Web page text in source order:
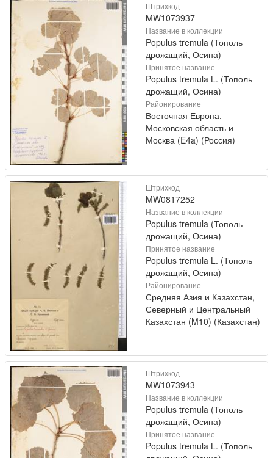
Штрихкод
MW1073937
Название в коллекции
Populus tremula (Тополь
дрожащий, Осина)
Принятое название
Populus tremula L. (Тополь
дрожащий, Осина)
Районирование
Восточная Европа,
Московская область и
Москва (E4a) (Россия)
Штрихкод
MW0817252
Название в коллекции
Populus tremula (Тополь
дрожащий, Осина)
Принятое название
Populus tremula L. (Тополь
дрожащий, Осина)
Районирование
Средняя Азия и Казахстан,
Северный и Центральный
Казахстан (M10) (Казахстан)
Штрихкод
MW1073943
Название в коллекции
Populus tremula (Тополь
дрожащий, Осина)
Принятое название
Populus tremula L. (Тополь